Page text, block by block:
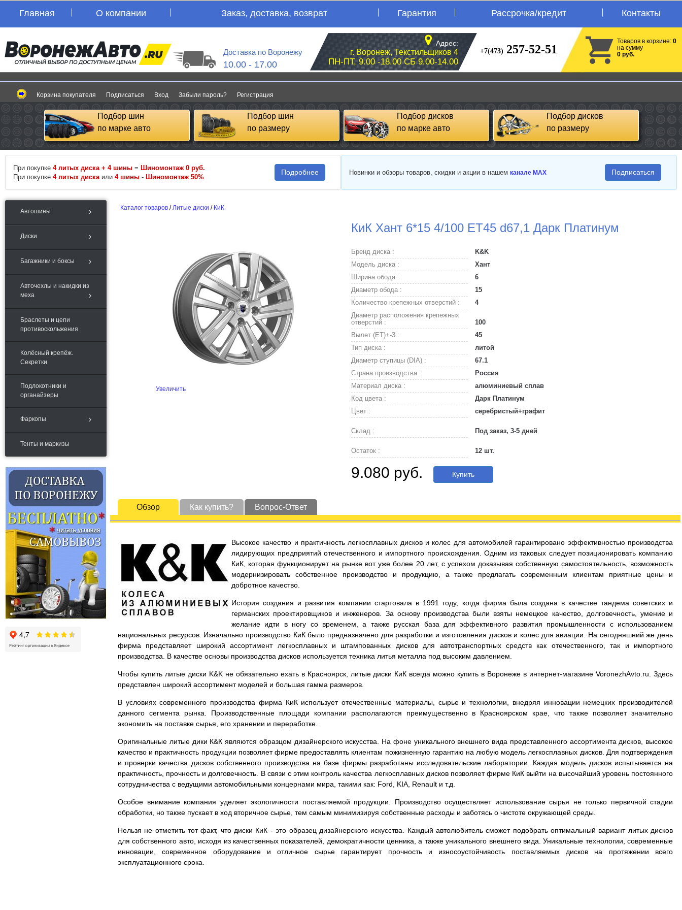
Главная О компании Заказ, доставка, возврат Гарантия Рассрочка/кредит Контакты
Доставка по Воронежу
10.00 - 17.00
Адрес:
г. Воронеж, Текстильщиков 4
ПН-ПТ, 9.00 -18.00 СБ 9.00-14.00
+7(473) 257-52-51
Товаров в корзине: 0
на сумму
0 руб.
Корзина покупателя Подписаться Вход Забыли пароль? Регистрация
Подбор шин
по марке авто
Подбор шин
по размеру
Подбор дисков
по марке авто
Подбор дисков
по размеру
При покупке 4 литых диска + 4 шины = Шиномонтаж 0 руб.
При покупке 4 литых диска или 4 шины - Шиномонтаж 50%
Подробнее Новинки и обзоры товаров, скидки и акции в нашем канале MAX Подписаться
Автошины
Диски
Багажники и боксы
Авточехлы и накидки из
меха
Браслеты и цепи
противоскольжения
Колёсный крепёж.
Секретки
Подлокотники и
органайзеры
Фаркопы
Тенты и маркизы
Каталог товаров /Литые диски / КиК
КиК Хант 6*15 4/100 ET45 d67,1 Дарк Платинум
Увеличить
Бренд диска :
K&K
Модель диска :
Хант
Ширина обода :
6
Диаметр обода :
15
Количество крепежных отверстий :
4
Диаметр расположения крепежных
отверстий :
100
Вылет (ET)+-3 :
45
Тип диска :
литой
Диаметр ступицы (DIA) :
67.1
Страна производства :
Россия
Материал диска :
алюминиевый сплав
Код цвета :
Дарк Платинум
Цвет :
серебристый+графит
Склад : Под заказ, 3-5 дней
Остаток : 12 шт.
9.080 руб. Купить
Обзор Как купить? Вопрос-Ответ
Высокое качество и практичность легкосплавных дисков и колес для автомобилей гарантировано эффективностью производства
лидирующих предприятий отечественного и импортного происхождения. Одним из таковых следует позиционировать компанию
КиК, которая функционирует на рынке вот уже более 20 лет, с успехом доказывая собственную самостоятельность, возможность
модернизировать собственное производство и продукцию, а также предлагать современным клиентам приятные цены и
добротное качество.
История создания и развития компании стартовала в 1991 году, когда фирма была создана в качестве тандема советских и
германских проектировщиков и инженеров. За основу производства были взяты немецкое качество, долговечность, умение и
желание идти в ногу со временем, а также русская база для эффективного развития промышленности с использованием
национальных ресурсов. Изначально производство КиК было предназначено для разработки и изготовления дисков и колес для авиации. На сегодняшний же день
фирма представляет широкий ассортимент легкосплавных и штампованных дисков для автотранспортных средств как отечественного, так и импортного
производства. В качестве основы производства дисков используется техника литья металла под высоким давлением.
Чтобы купить литые диски K&K не обязательно ехать в Красноярск, литые диски КиК всегда можно купить в Воронеже в интернет-магазине VoronezhAvto.ru. Здесь
представлен широкий ассортимент моделей и большая гамма размеров.
В условиях современного производства фирма КиК использует отечественные материалы, сырье и технологии, внедряя инновации немецких производителей
данного сегмента рынка. Производственные площади компании располагаются преимущественно в Красноярском крае, что также позволяет значительно
экономить на поставке сырья, его хранении и переработке.
Оригинальные литые дики К&К являются образцом дизайнерского искусства. На фоне уникального внешнего вида представленного ассортимента дисков, высокое
качество и практичность продукции позволяет фирме предоставлять клиентам пожизненную гарантию на любую модель легкосплавных дисков. Для подтверждения
и проверки качества дисков собственного производства на базе фирмы разработаны исследовательские лаборатории. Каждая модель дисков испытывается на
практичность, прочность и долговечность. В связи с этим контроль качества легкосплавных дисков позволяет фирме КиК выйти на высочайший уровень постоянного
сотрудничества с ведущими автомобильными концернами мира, такими как: Ford, KIA, Renault и т.д.
Особое внимание компания уделяет экологичности поставляемой продукции. Производство осуществляет использование сырья не только первичной стадии
обработки, но также пускает в ход вторичное сырье, тем самым минимизируя собственные расходы и заботясь о чистоте окружающей среды.
Нельзя не отметить тот факт, что диски КиК - это образец дизайнерского искусства. Каждый автолюбитель сможет подобрать оптимальный вариант литых дисков
для собственного авто, исходя из качественных показателей, демократичности ценника, а также уникального внешнего вида. Уникальные технологии, современные
инновации, современное оборудование и отличное сырье гарантирует прочность и износоустойчивость поставляемых дисков на протяжении всего
эксплуатационного срока.